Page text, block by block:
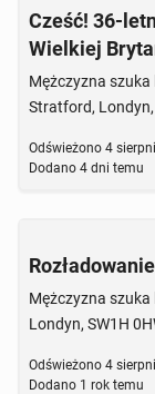
Cześć! 36-
Wielkiej
Mężczyzna szuka
Stratford,
Odświeżono 4
Dodano 4 dni temu
Mężczyzna szuka
Londyn, SW1H
Odświeżono 4
Dodano 1 rok temu